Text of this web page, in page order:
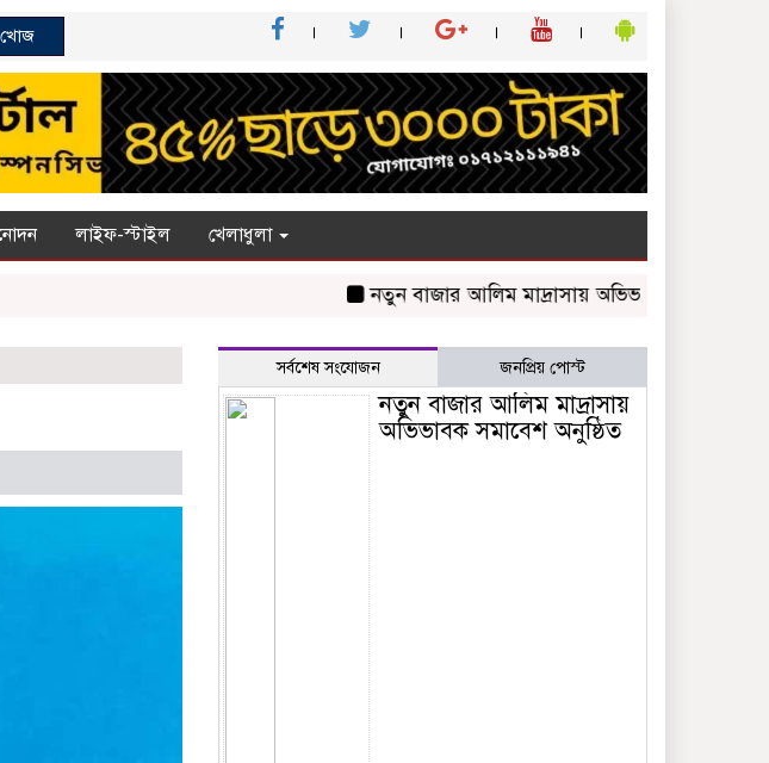
খোজ
লাইফ-স্টাইল খেলাধুলা
নতুন বাজার আলিম মাদ্রাসায় অভিভাবক সমাবেশ অনুষ্ঠিত
সর্বশেষ সংযোজন জনপ্রিয় পোস্ট
নতুন বাজার আলিম মাদ্রাসায়
অভিভাবক সমাবেশ অনুষ্ঠিত